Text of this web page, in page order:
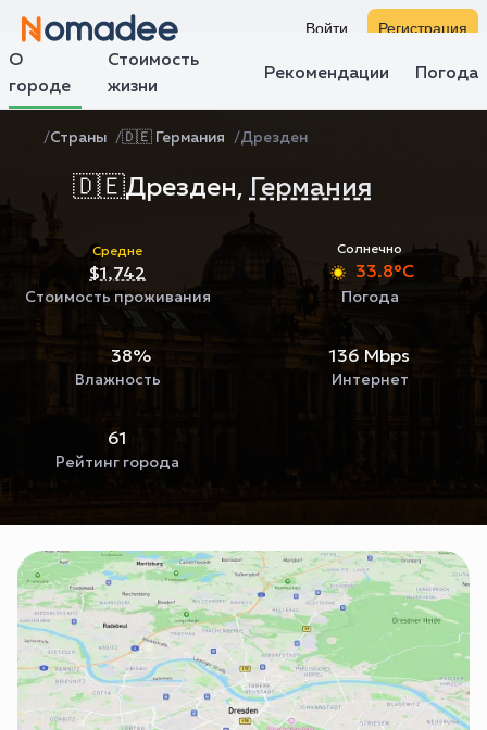
Войти
Регистрация
О
городе
Стоимость
жизни
Рекомендации Погода
Страны 🇩🇪 Германия Дрезден
🇩🇪Дрезден, Германия
Средне
$1,742
Стоимость проживания
Солнечно
33.8°C
Погода
38%
Влажность
136 Mbps
Интернет
61
Рейтинг города